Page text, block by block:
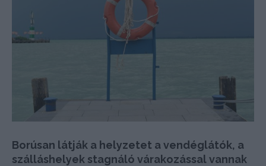
Borúsan látják a helyzetet a vendéglátók, a
szálláshelyek stagnáló várakozással vannak